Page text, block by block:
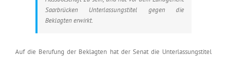
Saarbrücken Unterlassungstitel gegen die
Beklagten erwirkt.
Auf die Berufung der Beklagten hat der Senat die Unterlassungstitel